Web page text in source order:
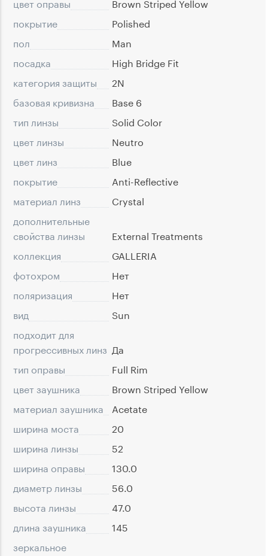
покрытие
Polished
пол
Man
посадка
High Bridge Fit
категория защиты
2N
базовая кривизна
Base 6
тип линзы
Solid Color
цвет линзы
Neutro
цвет линз
Blue
покрытие
Anti-Reflective
материал линз
Crystal
дополнительные
свойства линзы
External Treatments
коллекция
GALLERIA
фотохром
Нет
поляризация
Нет
вид
Sun
подходит для
прогрессивных линз Да
тип оправы
Full Rim
цвет заушника
Brown Striped Yellow
материал заушника
Acetate
ширина моста
20
ширина линзы
52
ширина оправы
130.0
диаметр линзы
56.0
высота линзы
47.0
длина заушника
145
зеркальное